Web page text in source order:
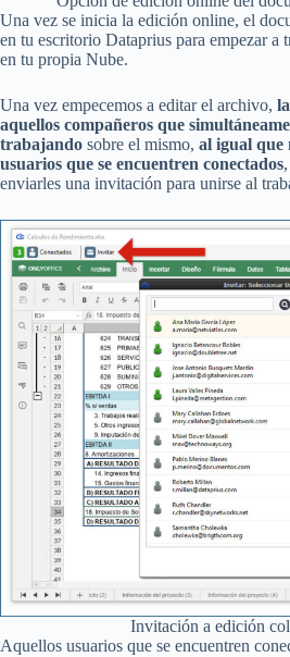
Una vez se inicia la edición online, el
en tu escritorio Dataprius para empezar a
en tu propia Nube.
Una vez empecemos a editar el archivo,
aquellos compañeros que
trabajando sobre el mismo, al igual que
usuarios que se encuentren conectados
enviarles una invitación para unirse al
Invitación a edición
Aquellos usuarios que se encuentren